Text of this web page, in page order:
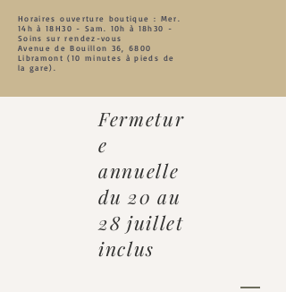
Horaires ouverture boutique : Mer.
14h à 18H30 - Sam. 10h à 18h30 -
Soins sur rendez-vous
Avenue de Bouillon 36, 6800
Libramont (10 minutes à pieds de
la gare).
Fermetur
e
annuelle
du 20 au
28 juillet
inclus